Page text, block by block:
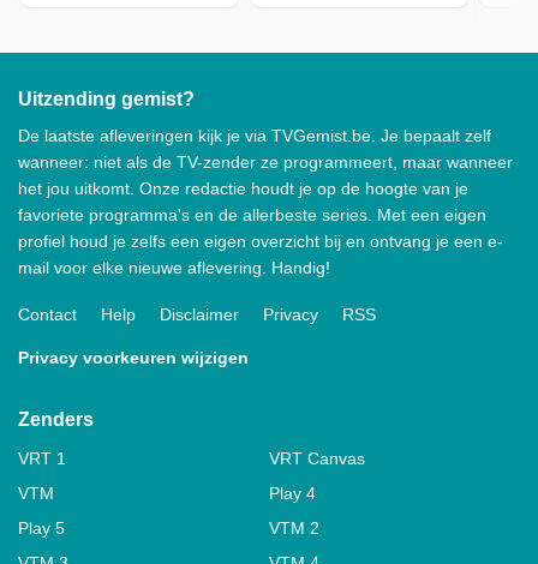
Uitzending gemist?
De laatste afleveringen kijk je via TVGemist.be. Je bepaalt zelf
wanneer: niet als de TV-zender ze programmeert, maar wanneer
het jou uitkomt. Onze redactie houdt je op de hoogte van je
favoriete programma's en de allerbeste series. Met een eigen
profiel houd je zelfs een eigen overzicht bij en ontvang je een e-
mail voor elke nieuwe aflevering. Handig!
Contact Help Disclaimer Privacy RSS
Privacy voorkeuren wijzigen
Zenders
VRT 1
VRT Canvas
VTM
Play 4
Play 5
VTM 2